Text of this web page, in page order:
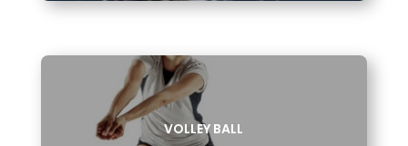
VOLLEY BALL